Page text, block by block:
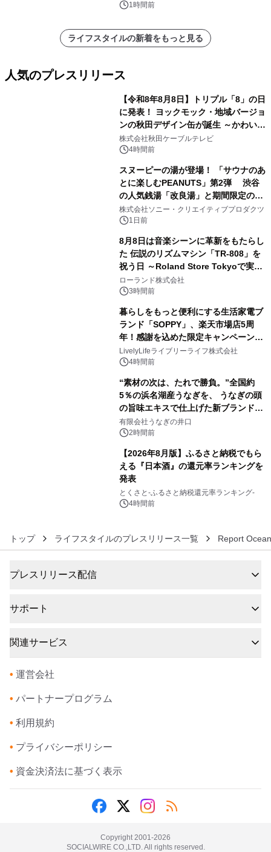
苑 別邸ふうか」ー
1時間前
ライフスタイルの新着をもっと見る
人気のプレスリリース
【令和8年8月8日】トリプル「8」の日
に発表！ ヨックモック・地域バージョ
ンの秋田デザイン缶が誕生 ～かわいい
秋田犬の子犬と秋田の四季と名所を巡
るパッケージ～ 9月1日(火)秋田県内で
株式会社秋田ケーブルテレビ
4時間前
スヌーピーの湯が登場！ 「サウナのあ
とに楽しむPEANUTS」第2弾 渋谷
の人気銭湯「改良湯」と期間限定のコ
ラボレーション サウナイキタイコラ
ボグッズも発売決定！
株式会社ソニー・クリエイティブプロダクツ
1日前
8月8日は音楽シーンに革新をもたらし
た 伝説のリズムマシン「TR-808」を
祝う日 ～Roland Store Tokyoで実機
を展示しての 記念キャンペーンを開
催 英国ラジオ「NTS」の 特別プログ
ラムや、「TR-808」を愛する伝説的
アーティストを フィーチャーしたアニ
メーションを公開～
ローランド株式会社
3時間前
暮らしをもっと便利にする生活家電ブ
ランド「SOPPY」、楽天市場店5周
年！感謝を込めた限定キャンペーンを
8月10日より開催
LivelyLifeライブリーライフ株式会社
4時間前
“素材の次は、たれで勝負。”全国約
5％の浜名湖産うなぎを、 うなぎの頭
の旨味エキスで仕上げた新ブランド
「井口の誉」誕生
有限会社うなぎの井口
2時間前
【2026年8月版】ふるさと納税でもら
える『日本酒』の還元率ランキングを
発表
とくさと-ふるさと納税還元率ランキング-
4時間前
トップ ライフスタイルのプレスリリース一覧 Report
プレスリリース配信
サポート
関連サービス
• 運営会社
• パートナープログラム
• 利用規約
• プライバシーポリシー
• 資金決済法に基づく表示
Copyright 2001-2026
SOCIALWIRE CO.,LTD. All rights reserved.